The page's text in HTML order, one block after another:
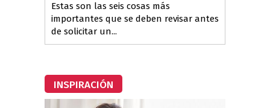
Estas son las seis cosas más
importantes que se deben revisar antes
de solicitar un...
INSPIRACIÓN